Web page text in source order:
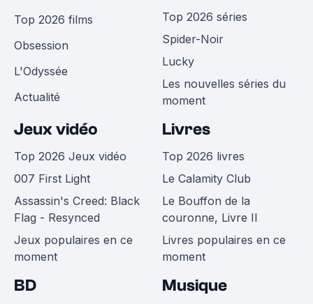
Top 2026 films
Obsession
L'Odyssée
Actualité
Top 2026 séries
Spider-Noir
Lucky
Les nouvelles séries du
moment
Jeux vidéo
Top 2026 Jeux vidéo
007 First Light
Assassin's Creed: Black
Flag - Resynced
Jeux populaires en ce
moment
Livres
Top 2026 livres
Le Calamity Club
Le Bouffon de la
couronne, Livre II
Livres populaires en ce
moment
BD Musique